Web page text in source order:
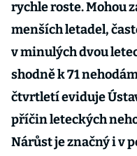
rychle roste. Mohou
menších letadel,
v minulých dvou
shodně k 71
čtvrtletí eviduje
příčin leteckých
Nárůst je značný i v